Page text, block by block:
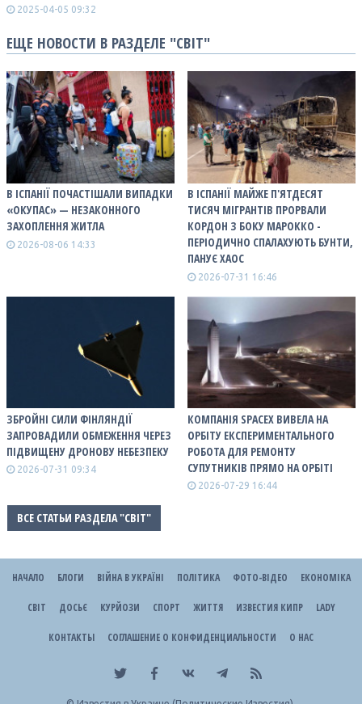
2025-04-05 09:32
ЕЩЕ НОВОСТИ В РАЗДЕЛЕ "СВІТ"
В ІСПАНІЇ ПОЧАСТІШАЛИ ВИПАДКИ
«ОКУПАС» — НЕЗАКОННОГО
ЗАХОПЛЕННЯ ЖИТЛА
2026-08-06 14:33
В ІСПАНІЇ МАЙЖЕ П'ЯТДЕСЯТ
ТИСЯЧ МІГРАНТІВ ПРОРВАЛИ
КОРДОН З БОКУ МАРОККО -
ПЕРІОДИЧНО СПАЛАХУЮТЬ БУНТИ,
ПАНУЄ ХАОС
2026-07-31 16:46
ЗБРОЙНІ СИЛИ ФІНЛЯНДІЇ
ЗАПРОВАДИЛИ ОБМЕЖЕННЯ ЧЕРЕЗ
ПІДВИЩЕНУ ДРОНОВУ НЕБЕЗПЕКУ
2026-07-31 09:34
КОМПАНІЯ SPACEX ВИВЕЛА НА
ОРБІТУ ЕКСПЕРИМЕНТАЛЬНОГО
РОБОТА ДЛЯ РЕМОНТУ
СУПУТНИКІВ ПРЯМО НА ОРБІТІ
2026-07-29 16:44
ВСЕ СТАТЬИ РАЗДЕЛА "СВІТ"
НАЧАЛО БЛОГИ ВІЙНА В УКРАЇНІ ПОЛІТИКА ФОТО-ВІДЕО ЕКОНОМІКА
СВІТ ДОСЬЄ КУРЙОЗИ СПОРТ ЖИТТЯ ИЗВЕСТИЯ КИПР LADY
КОНТАКТЫ СОГЛАШЕНИЕ О КОНФИДЕНЦИАЛЬНОСТИ О НАС